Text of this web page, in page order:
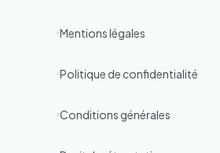
Mentions légales
Politique de confidentialité
Conditions générales